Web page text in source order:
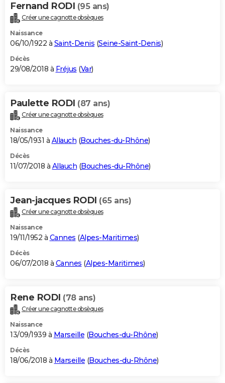
Fernand RODI (95 ans)
Créer une cagnotte obsèques
Naissance
06/10/1922 à Saint-Denis (Seine-Saint-Denis)
Décès
29/08/2018 à Fréjus (Var)
Paulette RODI (87 ans)
Créer une cagnotte obsèques
Naissance
18/05/1931 à Allauch (Bouches-du-Rhône)
Décès
11/07/2018 à Allauch (Bouches-du-Rhône)
Jean-jacques RODI (65 ans)
Créer une cagnotte obsèques
Naissance
19/11/1952 à Cannes (Alpes-Maritimes)
Décès
06/07/2018 à Cannes (Alpes-Maritimes)
Rene RODI (78 ans)
Créer une cagnotte obsèques
Naissance
13/09/1939 à Marseille (Bouches-du-Rhône)
Décès
18/06/2018 à Marseille (Bouches-du-Rhône)